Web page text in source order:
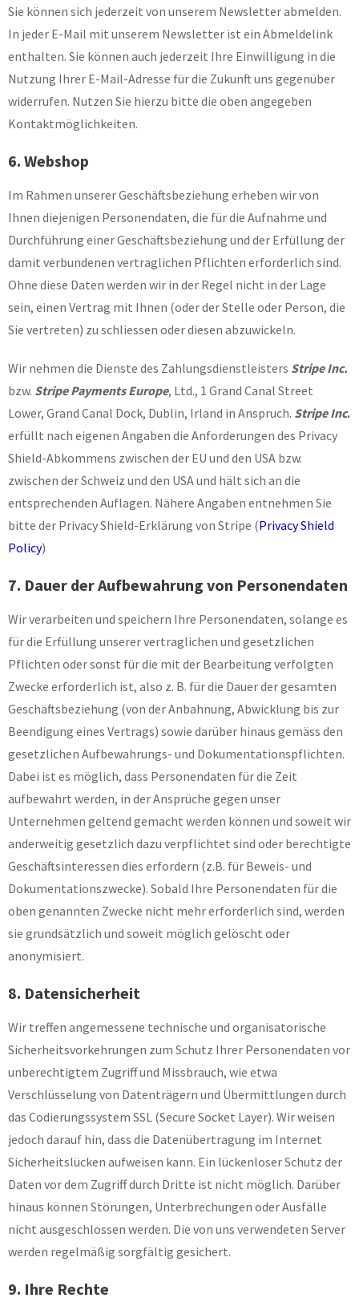
Sie können sich jederzeit von unserem Newsletter abmelden.
In jeder E-Mail mit unserem Newsletter ist ein Abmeldelink
enthalten. Sie können auch jederzeit Ihre Einwilligung in die
Nutzung Ihrer E-Mail-Adresse für die Zukunft uns gegenüber
widerrufen. Nutzen Sie hierzu bitte die oben angegeben
Kontaktmöglichkeiten.
6. Webshop
Im Rahmen unserer Geschäftsbeziehung erheben wir von
Ihnen diejenigen Personendaten, die für die Aufnahme und
Durchführung einer Geschäftsbeziehung und der Erfüllung der
damit verbundenen vertraglichen Pflichten erforderlich sind.
Ohne diese Daten werden wir in der Regel nicht in der Lage
sein, einen Vertrag mit Ihnen (oder der Stelle oder Person, die
Sie vertreten) zu schliessen oder diesen abzuwickeln.
Wir nehmen die Dienste des Zahlungsdienstleisters Stripe Inc.
bzw. Stripe Payments Europe, Ltd., 1 Grand Canal Street
Lower, Grand Canal Dock, Dublin, Irland in Anspruch. Stripe Inc.
erfüllt nach eigenen Angaben die Anforderungen des Privacy
Shield-Abkommens zwischen der EU und den USA bzw.
zwischen der Schweiz und den USA und hält sich an die
entsprechenden Auflagen. Nähere Angaben entnehmen Sie
bitte der Privacy Shield-Erklärung von Stripe (Privacy Shield
Policy)
7. Dauer der Aufbewahrung von Personendaten
Wir verarbeiten und speichern Ihre Personendaten, solange es
für die Erfüllung unserer vertraglichen und gesetzlichen
Pflichten oder sonst für die mit der Bearbeitung verfolgten
Zwecke erforderlich ist, also z. B. für die Dauer der gesamten
Geschäftsbeziehung (von der Anbahnung, Abwicklung bis zur
Beendigung eines Vertrags) sowie darüber hinaus gemäss den
gesetzlichen Aufbewahrungs- und Dokumentationspflichten.
Dabei ist es möglich, dass Personendaten für die Zeit
aufbewahrt werden, in der Ansprüche gegen unser
Unternehmen geltend gemacht werden können und soweit wir
anderweitig gesetzlich dazu verpflichtet sind oder berechtigte
Geschäftsinteressen dies erfordern (z.B. für Beweis- und
Dokumentationszwecke). Sobald Ihre Personendaten für die
oben genannten Zwecke nicht mehr erforderlich sind, werden
sie grundsätzlich und soweit möglich gelöscht oder
anonymisiert.
8. Datensicherheit
Wir treffen angemessene technische und organisatorische
Sicherheitsvorkehrungen zum Schutz Ihrer Personendaten vor
unberechtigtem Zugriff und Missbrauch, wie etwa
Verschlüsselung von Datenträgern und Übermittlungen durch
das Codierungssystem SSL (Secure Socket Layer). Wir weisen
jedoch darauf hin, dass die Datenübertragung im Internet
Sicherheitslücken aufweisen kann. Ein lückenloser Schutz der
Daten vor dem Zugriff durch Dritte ist nicht möglich. Darüber
hinaus können Störungen, Unterbrechungen oder Ausfälle
nicht ausgeschlossen werden. Die von uns verwendeten Server
werden regelmäßig sorgfältig gesichert.
9. Ihre Rechte